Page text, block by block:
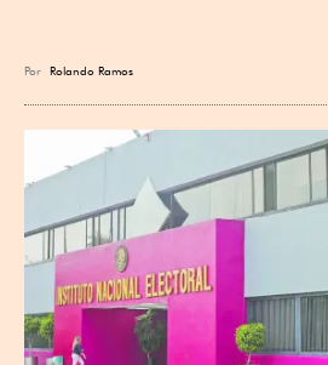
Por Rolando Ramos